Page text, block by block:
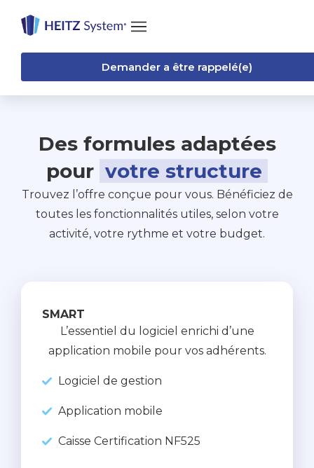
Demander a être rappelé(e)
Des formules adaptées
pour votre structure
Trouvez l’offre conçue pour vous. Bénéficiez de
toutes les fonctionnalités utiles, selon votre
activité, votre rythme et votre budget.
SMART
L’essentiel du logiciel enrichi d’une
application mobile pour vos adhérents.
Logiciel de gestion
Application mobile
Caisse Certification NF525